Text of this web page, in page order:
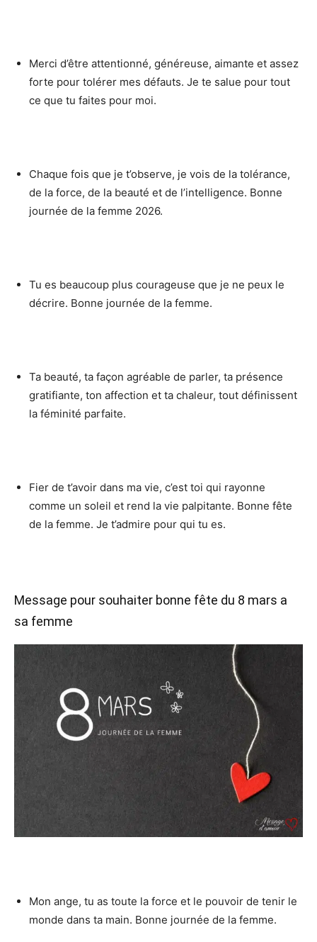
Merci d’être attentionné, généreuse, aimante et assez
forte pour tolérer mes défauts. Je te salue pour tout
ce que tu faites pour moi.
Chaque fois que je t’observe, je vois de la tolérance,
de la force, de la beauté et de l’intelligence. Bonne
journée de la femme 2026.
Tu es beaucoup plus courageuse que je ne peux le
décrire. Bonne journée de la femme.
Ta beauté, ta façon agréable de parler, ta présence
gratifiante, ton affection et ta chaleur, tout définissent
la féminité parfaite.
Fier de t’avoir dans ma vie, c’est toi qui rayonne
comme un soleil et rend la vie palpitante. Bonne fête
de la femme. Je t’admire pour qui tu es.
Message pour souhaiter bonne fête du 8 mars a
sa femme
Mon ange, tu as toute la force et le pouvoir de tenir le
monde dans ta main. Bonne journée de la femme.